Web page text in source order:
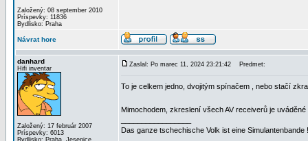
Založený: 08 september 2010
Príspevky: 11836
Bydlisko: Praha
Návrat hore
danhard
Hifi inventar
Založený: 17 február 2007
Príspevky: 6013
Bydlisko: Praha, Jesenice
Zaslal: Po marec 11, 2024 23:21:42 Predmet:
To je celkem jedno, dvojitým spínačem , nebo stačí
Mimochodem, zkreslení všech AV receiverů je
Das ganze tschechische Volk ist eine Simulantenbande !